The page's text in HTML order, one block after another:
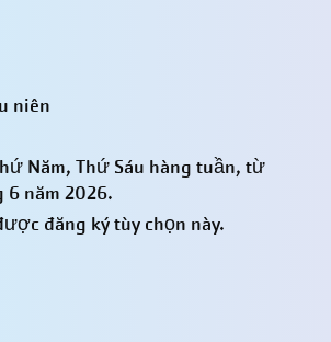
niên
Năm, Thứ Sáu hàng tuần, từ
6 năm 2026.
đăng ký tùy chọn này.